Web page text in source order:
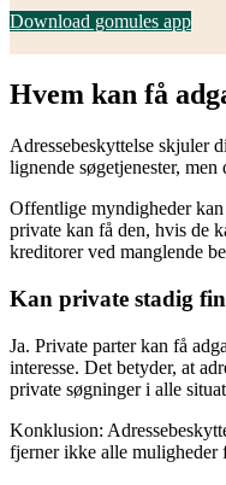
Download gomules app
Hvem kan få
Adressebeskyttelse skjuler
lignende søgetjenester,
Offentlige myndigheder
private kan få den, hvis de
kreditorer ved manglende
Kan private stadig
Ja. Private parter kan få
interesse. Det betyder, at
private søgninger i alle
Konklusion:
fjerner ikke alle muligheder